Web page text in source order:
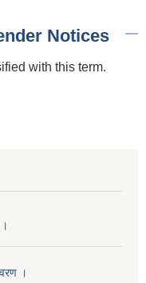
Notices
with this term.
।